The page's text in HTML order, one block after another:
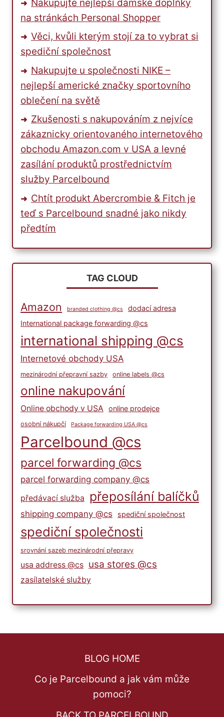
Nakupujte nejlepší dámské doplňky
na stránkách Personal Shopper
Věci, kvůli kterým stojí za to vybrat si
spediční společnost
Nakupujte u společnosti NIKE –
nejlepší americké značky sportovního
oblečení na světě
Zkušenosti s nakupováním z nejvíce
zákaznicky orientovaného internetového
obchodu Amazon.com v USA a levné
zasílání produktů prostřednictvím
služby Parcelbound
Chtít produkt Abercrombie & Fitch je
teď s Parcelbound snadné jako nikdy
předtím
TAG CLOUD
Amazon branded clothing @cs
dodací adresa
International package forwarding @cs
international shipping @cs
Internetové obchody USA
mezinárodní přepravní sazby online labels @cs
online nakupování
Online obchody v USA online prodejce
osobní nákupčí Package forwarding USA @cs
Parcelbound @cs
parcel forwarding @cs
parcel forwarding company @cs
předávací služba přeposílání balíčků
shipping company @cs spediční společnost
spediční společnosti
srovnání sazeb mezinárodní přepravy
usa address @cs usa stores @cs
zasílatelské služby
BLOG HOME
Co je Parcelbound a jak vám může
pomoci?